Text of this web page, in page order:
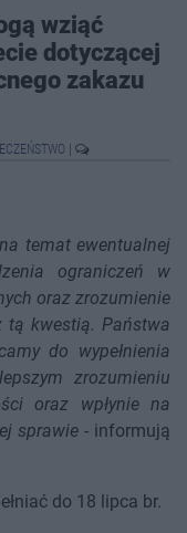
wziąć
dotyczącej
zakazu
temat ewentualnej
ograniczeń w
oraz zrozumienie
tą kwestią. Państwa
do wypełnienia
zrozumieniu
oraz wpłynie na
sprawie- informują
do 18 lipca br.